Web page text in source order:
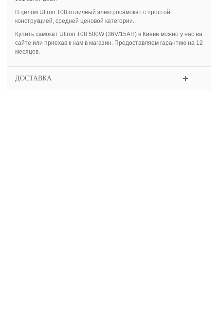
В целом Ultron T08 отличный электросамокат с простой
конструкцией, средней ценовой категории.
Купить самокат Ultron T08 500W (36V/15AH) в Киеве можно у нас на
сайте или приехав к нам в магазин. Предоставляем гарантию на 12
месяцев.
ДОСТАВКА